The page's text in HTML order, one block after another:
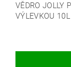
VĚDRO JOLLY
VÝLEVKOU 10L